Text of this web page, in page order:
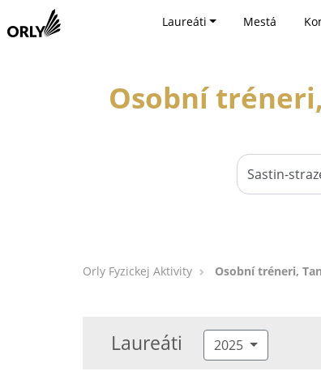
Laureáti Mestá
Osobní
Orly Fyzickej Aktivity Osobní tréneri,
Laureáti 2025